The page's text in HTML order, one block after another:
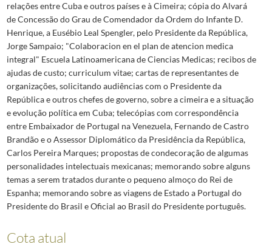
relações entre Cuba e outros países e à Cimeira; cópia do Alvará
de Concessão do Grau de Comendador da Ordem do Infante D.
Henrique, a Eusébio Leal Spengler, pelo Presidente da República,
Jorge Sampaio; "Colaboracion en el plan de atencion medica
integral" Escuela Latinoamericana de Ciencias Medicas; recibos de
ajudas de custo; curriculum vitae; cartas de representantes de
organizações, solicitando audiências com o Presidente da
República e outros chefes de governo, sobre a cimeira e a situação
e evolução política em Cuba; telecópias com correspondência
entre Embaixador de Portugal na Venezuela, Fernando de Castro
Brandão e o Assessor Diplomático da Presidência da República,
Carlos Pereira Marques; propostas de condecoração de algumas
personalidades intelectuais mexicanas; memorando sobre alguns
temas a serem tratados durante o pequeno almoço do Rei de
Espanha; memorando sobre as viagens de Estado a Portugal do
Presidente do Brasil e Oficial ao Brasil do Presidente português.
Cota atual